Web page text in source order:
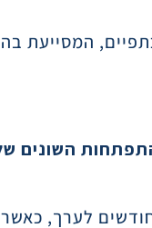
המסייעת